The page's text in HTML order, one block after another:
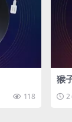
118
猴
2